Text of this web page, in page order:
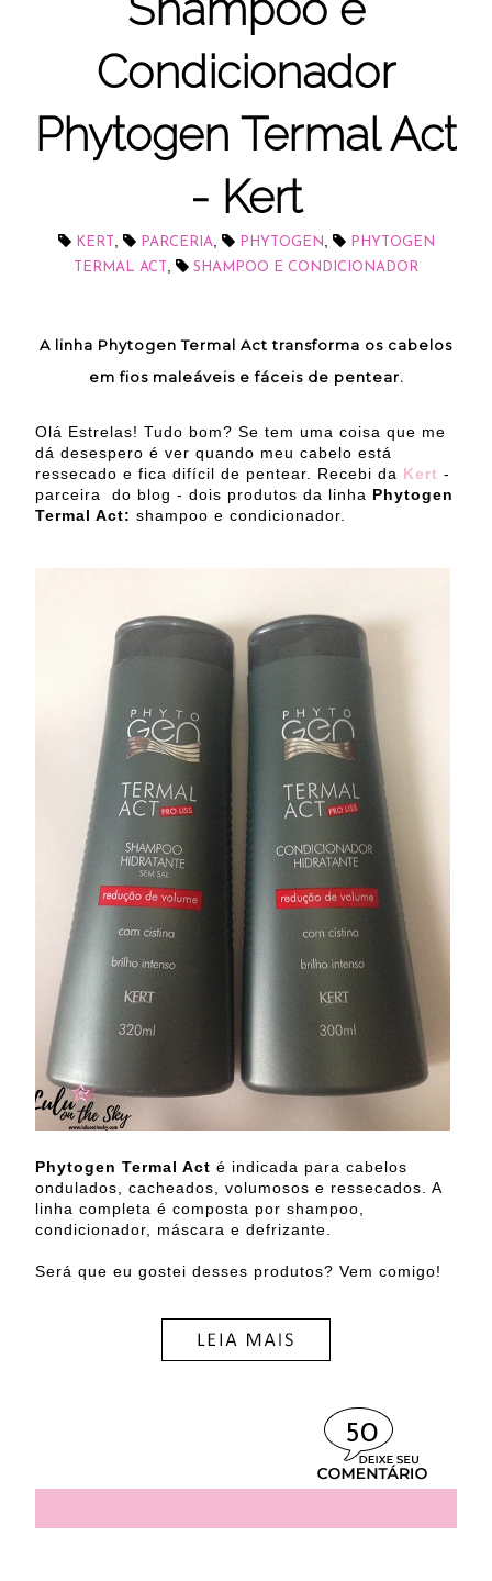
Condicionador
Phytogen Termal Act
- Kert
KERT , PARCERIA, PHYTOGEN,
PHYTOGEN
TERMAL ACT , SHAMPOO E CONDICIONADOR
A linha Phytogen Termal Act transforma os cabelos
em fios maleáveis e fáceis de pentear.
Olá Estrelas! Tudo bom? Se tem uma coisa que me
dá desespero é ver quando meu cabelo está
ressecado e fica difícil de pentear. Recebi da Kert -
parceira do blog - dois produtos da linha Phytogen
Termal Act: shampoo e condicionador.
Phytogen Termal Act é indicada para cabelos
ondulados, cacheados, volumosos e ressecados. A
linha completa é composta por shampoo,
condicionador, máscara e defrizante.
Será que eu gostei desses produtos? Vem comigo!
50